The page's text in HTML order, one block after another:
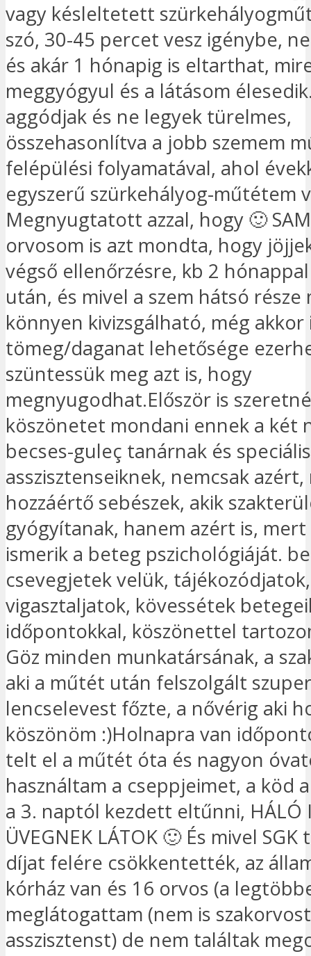
vagy késleltetett
szó, 30-45 percet vesz igénybe,
és akár 1 hónapig is eltarthat,
meggyógyul és a látásom
aggódjak és ne legyek türelmes,
összehasonlítva a jobb szemem
felépülési folyamatával, ahol
egyszerű szürkehályog-műtétem
Megnyugtatott azzal, hogy 🙂
orvosom is azt mondta, hogy
végső ellenőrzésre, kb 2
után, és mivel a szem hátsó része
könnyen kivizsgálható, még akkor
tömeg/daganat lehetősége
szüntessük meg azt is, hogy
megnyugodhat.Először is
köszönetet mondani ennek a két
becses-guleç tanárnak és speciális
asszisztenseiknek, nemcsak
hozzáértő sebészek, akik
gyógyítanak, hanem azért is,
ismerik a beteg pszichológiáját.
csevegjetek velük, tájékozódjatok,
vigasztaljatok, kövessétek
időpontokkal, köszönettel
Göz minden munkatársának, a
aki a műtét után felszolgált szuper
lencselevest főzte, a nővérig aki
köszönöm :)Holnapra van
telt el a műtét óta és nagyon
használtam a cseppjeimet, a köd
a 3. naptól kezdett eltűnni, HÁLÓ
ÜVEGNEK LÁTOK 🙂 És mivel
díjat felére csökkentették, az
kórház van és 16 orvos (a
meglátogattam (nem is
asszisztenst) de nem találtak